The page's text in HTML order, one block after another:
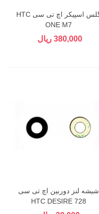
گلس اسپیکر اچ تی سی HTC
ONE M7
380,000 ریال
شیشه لنز دوربین اچ تی سی
HTC DESIRE 728